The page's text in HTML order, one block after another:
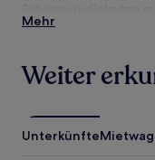
dir diese Attraktionen
Mehr
Weiter
Unterkünfte